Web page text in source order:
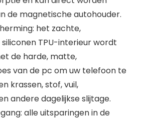
de magnetische autohouder.
het zachte,
TPU-interieur wordt
de harde, matte,
van de pc om uw telefoon te
krassen, stof, vuil,
andere dagelijkse slijtage.
alle uitsparingen in de